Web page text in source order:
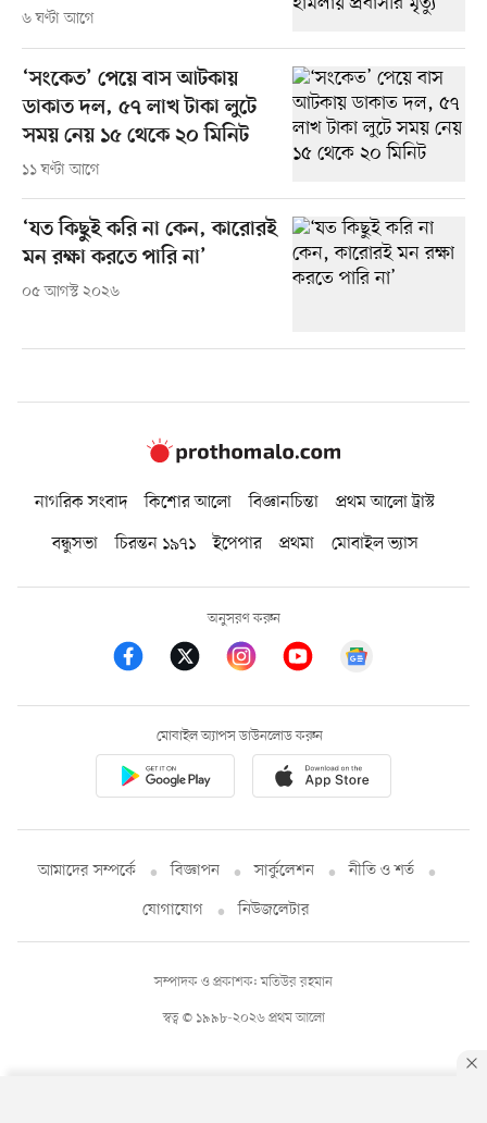
৬ ঘণ্টা আগে
‘সংকেত’ পেয়ে বাস আটকায়
ডাকাত দল, ৫৭ লাখ টাকা লুটে
সময় নেয় ১৫ থেকে ২০ মিনিট
১১ ঘণ্টা আগে
‘যত কিছুই করি না কেন, কারোরই
মন রক্ষা করতে পারি না’
০৫ আগস্ট ২০২৬
নাগরিক সংবাদ কিশোর আলো বিজ্ঞানচিন্তা
প্রথম আলো ট্রাস্ট
বন্ধুসভা
চিরন্তন ১৯৭১ ইপেপার প্রথমা মোবাইল ভ্যাস
অনুসরণ করুন
মোবাইল অ্যাপস ডাউনলোড করুন
আমাদের সম্পর্কে বিজ্ঞাপন সার্কুলেশন
নীতি ও শর্ত
যোগাযোগ
নিউজলেটার
স্বত্ব © ১৯৯৮-২০২৬ প্রথম আলো
সম্পাদক ও প্রকাশক: মতিউর রহমান